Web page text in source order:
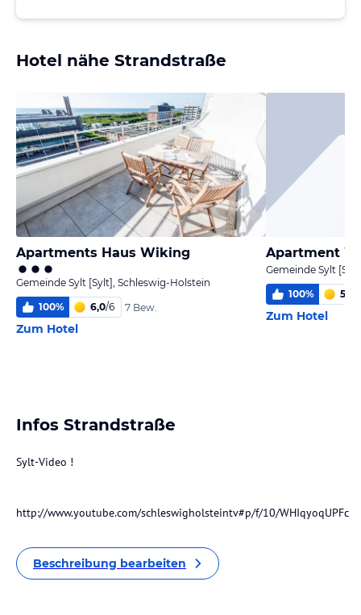
Hotel nähe Strandstraße
Apartments Haus Wiking
Gemeinde Sylt [Sylt], Schleswig-Holstein
100% 6,0/6 7 Bew.
Zum Hotel
Apartment
Gemeinde Sylt
100% 5,5
Zum Hotel
Infos Strandstraße
Sylt-Video !
http://www.youtube.com/schleswigholsteintv#p/f/10/WHIqyoqUPFc
Beschreibung bearbeiten